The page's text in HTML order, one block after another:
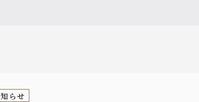
お知らせ